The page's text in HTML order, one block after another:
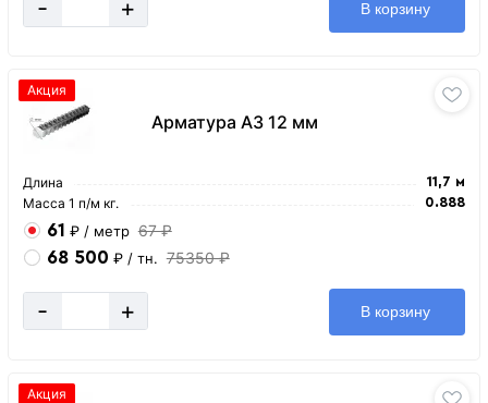
- + В корзину
Арматура А3 12 мм
Акция
Длина 11,7 м
Масса 1 п/м кг. 0.888
61 ₽ / метр 67 ₽
68 500 ₽ / тн. 75350 ₽
- + В корзину
Акция